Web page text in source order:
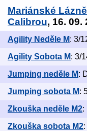
Mariánské
Calibrou, 16. 09.
Agility Neděle M: 3/
Agility Sobota M: 3/
Jumping neděle M:
Jumping sobota M:
Zkouška neděle M2:
Zkouška sobota M2